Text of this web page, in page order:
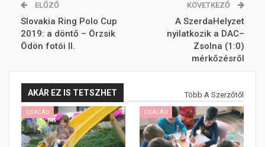
ELŐZŐ
Slovakia Ring Polo Cup
2019: a döntő – Örzsik
Ödön fotói II.
KÖVETKEZŐ
A SzerdaHelyzet
nyilatkozik a DAC–
Zsolna (1:0)
mérkőzésről
AKÁR EZ IS TETSZHET Több A Szerzőtől
CSALÁD CSALÁD